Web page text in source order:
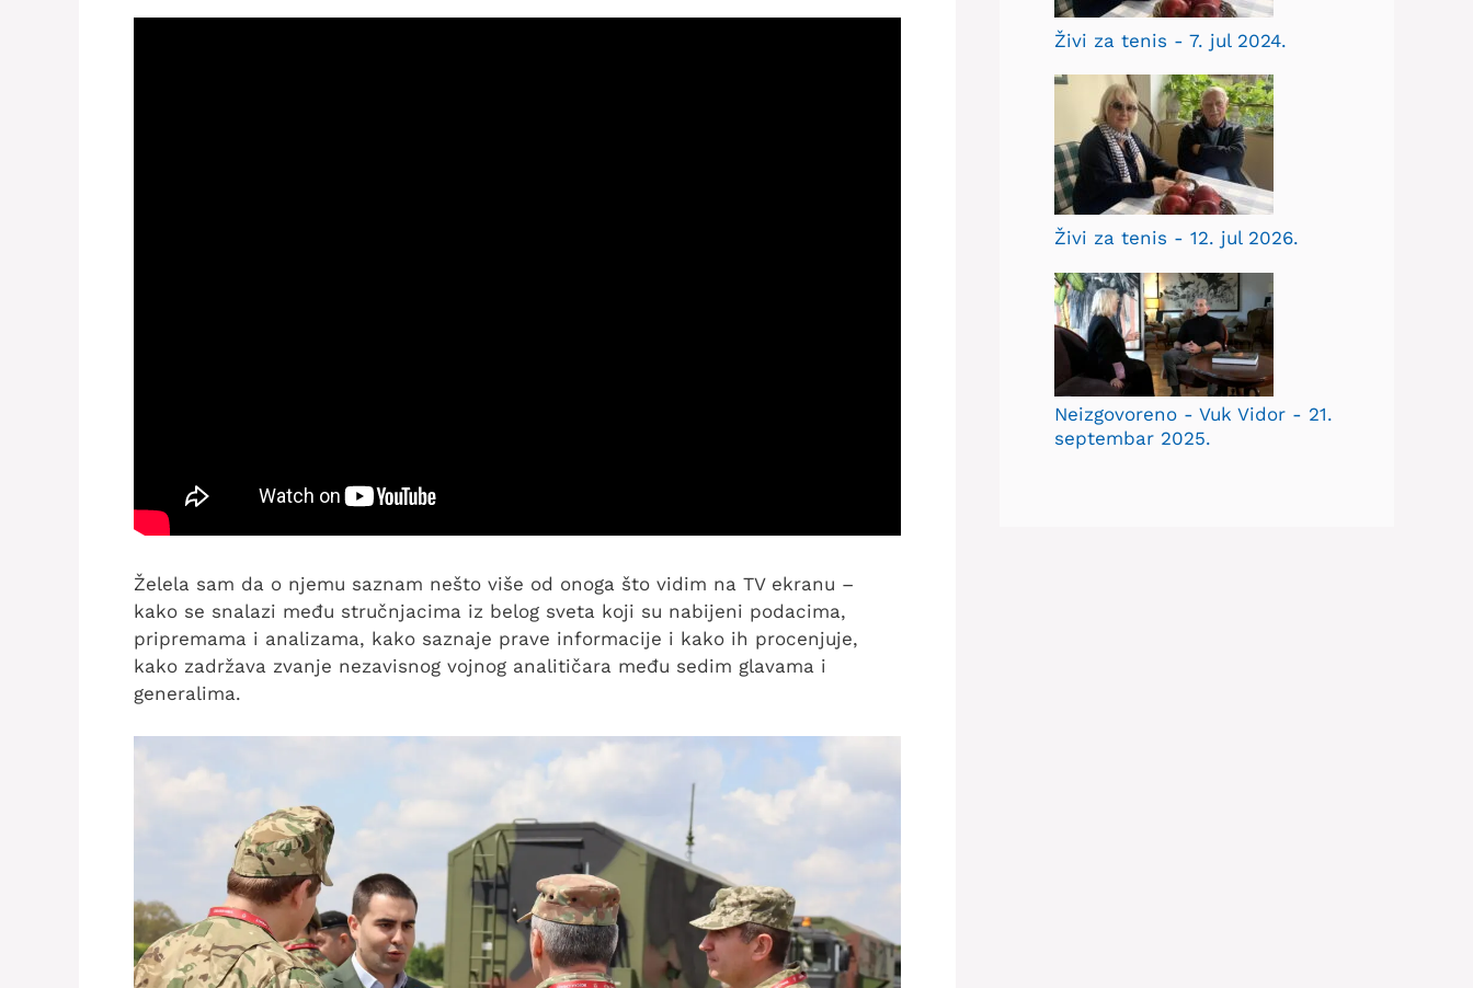
Želela sam da o njemu saznam nešto više od onoga što vidim na TV ekranu –
kako se snalazi među stručnjacima iz belog sveta koji su nabijeni podacima,
pripremama i analizama, kako saznaje prave informacije i kako ih procenjuje,
kako zadržava zvanje nezavisnog vojnog analitičara među sedim glavama i
generalima.
Živi za tenis - 7. jul 2024.
Živi za tenis - 12. jul 2026.
Neizgovoreno - Vuk Vidor - 21.
septembar 2025.